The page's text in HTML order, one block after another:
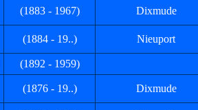
(1883 - 1967) Dixmude
(1884 - 19..) Nieuport
(1892 - 1959)
(1876 - 19..) Dixmude